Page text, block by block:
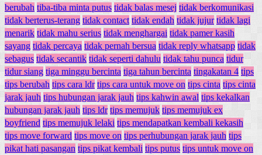
berubah tiba-tiba minta putus tidak balas mesej tidak berkomunikasi
tidak berterus-terang tidak contact tidak endah tidak jujur tidak lagi
menarik tidak mahu serius tidak menghargai tidak pamer kasih
sayang tidak percaya tidak pernah bersua tidak reply whatsapp tidak
sebagus tidak secantik tidak seperti dahulu tidak tahu punca tidur
tidur siang tiga minggu bercinta tiga tahun bercinta tingakatan 4 tips
tips berubah tips cara ldr tips cara untuk move on tips cinta tips cinta
jarak jauh tips hubungan jarak jauh tips kahwin awal tips kekalkan
hubungan jarak jauh tips ldr tips memujuk tips memujuk ex
boyfriend tips memujuk lelaki tips mendapatkan kembali kekasih
tips move forward tips move on tips perhubungan jarak jauh tips
pikat hati pasangan tips pikat kembali tips putus tips untuk move on